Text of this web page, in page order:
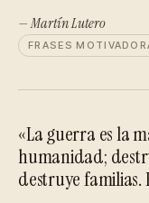
— Martín Lutero
FRASES
«La guerra es la
humanidad;
destruye familias.